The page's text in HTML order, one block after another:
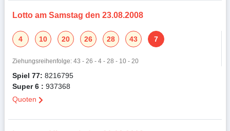
Lotto am Samstag den 23.08.2008
4 10 20 26 28 43 7
Ziehungsreihenfolge: 43 - 26 - 4 - 28 - 10 - 20
Spiel 77: 8216795
Super 6 : 937368
Quoten